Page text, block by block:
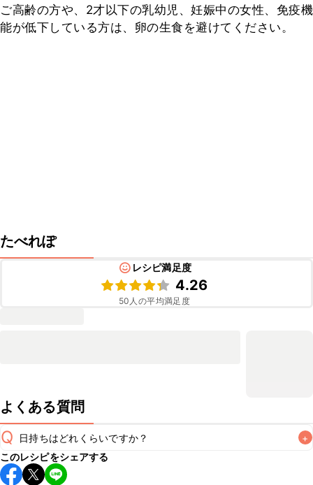
ご高齢の方や、2才以下の乳幼児、妊娠中の女性、免疫機
能が低下している方は、卵の生食を避けてください。
たべれぽ
レシピ満足度
4.26
50 人の平均満足度
よくある質問
Q 日持ちはどれくらいですか？ +
保存期間は冷蔵で翌日中が目安です。なるべくお早めにお召
このレシピをシェアする